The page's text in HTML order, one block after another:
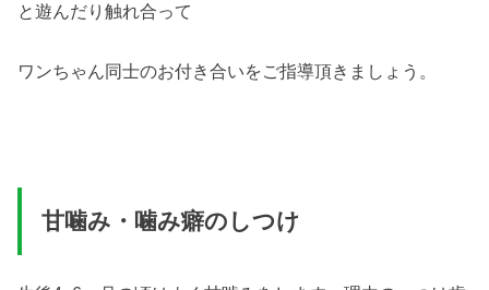
と遊んだり触れ合って
ワンちゃん同士のお付き合いをご指導頂きましょう。
甘噛み・噛み癖のしつけ